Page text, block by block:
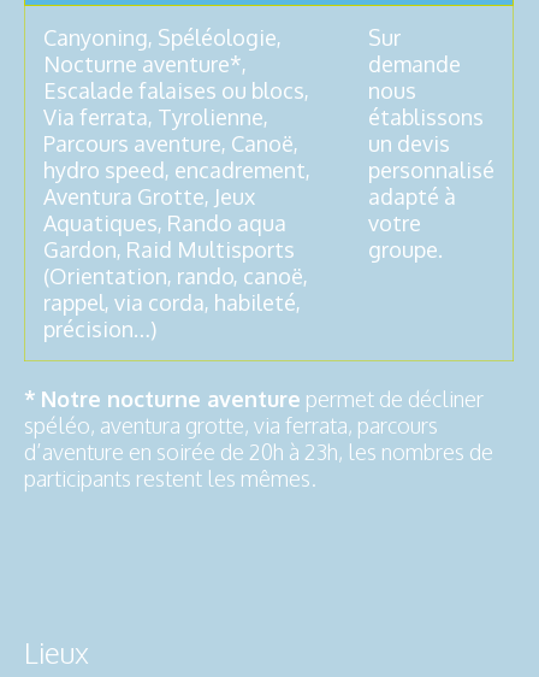
Canyoning, Spéléologie,
Nocturne aventure*,
Escalade falaises ou blocs,
Via ferrata, Tyrolienne,
Parcours aventure, Canoë,
hydro speed, encadrement,
Aventura Grotte, Jeux
Aquatiques, Rando aqua
Gardon, Raid Multisports
(Orientation, rando, canoë,
rappel, via corda, habileté,
précision…)
Sur
demande
nous
établissons
un devis
personnalisé
adapté à
votre
groupe.
* Notre nocturne aventure permet de décliner
spéléo, aventura grotte, via ferrata, parcours
d’aventure en soirée de 20h à 23h, les nombres de
participants restent les mêmes.
Lieux